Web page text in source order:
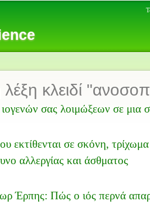
λέξη κλειδί
σας λοιμώξεων σε μια
εκτίθενται σε σκόνη,
αλλεργίας και άσθματος
Έρπης: Πώς ο ιός περνά